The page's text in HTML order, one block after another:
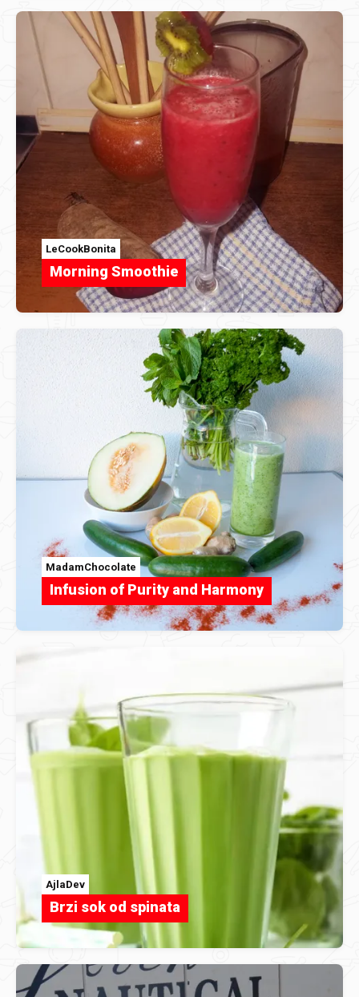
LeCookBonita
Morning Smoothie
MadamChocolate
Infusion of Purity and Harmony
AjlaDev
Brzi sok od spinata